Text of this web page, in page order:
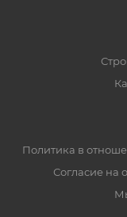
Политика в
Согласие на